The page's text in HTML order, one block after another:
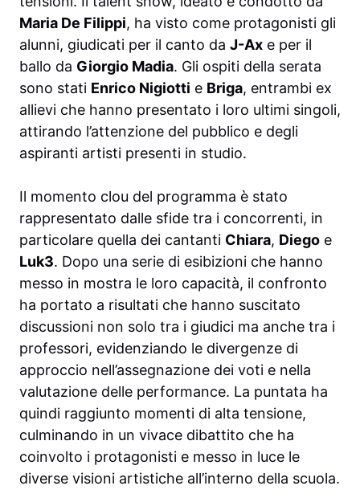
Maria De Filippi, ha visto come protagonisti gli
alunni, giudicati per il canto da J-Ax e per il
ballo da Giorgio Madia. Gli ospiti della serata
sono stati Enrico Nigiotti e Briga, entrambi ex
allievi che hanno presentato i loro ultimi singoli,
attirando l’attenzione del pubblico e degli
aspiranti artisti presenti in studio.
Il momento clou del programma è stato
rappresentato dalle sfide tra i concorrenti, in
particolare quella dei cantanti Chiara, Diego e
Luk3. Dopo una serie di esibizioni che hanno
messo in mostra le loro capacità, il confronto
ha portato a risultati che hanno suscitato
discussioni non solo tra i giudici ma anche tra i
professori, evidenziando le divergenze di
approccio nell’assegnazione dei voti e nella
valutazione delle performance. La puntata ha
quindi raggiunto momenti di alta tensione,
culminando in un vivace dibattito che ha
coinvolto i protagonisti e messo in luce le
diverse visioni artistiche all’interno della scuola.